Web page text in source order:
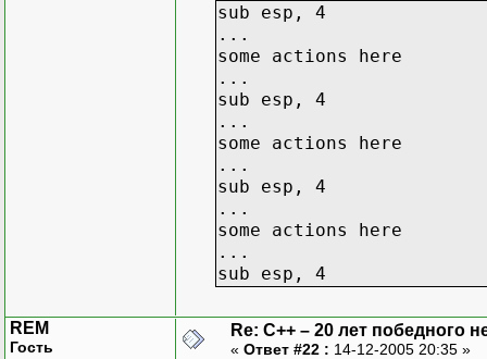
sub esp, 4
...
some actions here
...
sub esp, 4
...
some actions here
...
sub esp, 4
...
some actions here
...
sub esp, 4
REM
Гость
Re: C++ – 20 лет победного
« Ответ #22 : 14-12-2005 20:35 »